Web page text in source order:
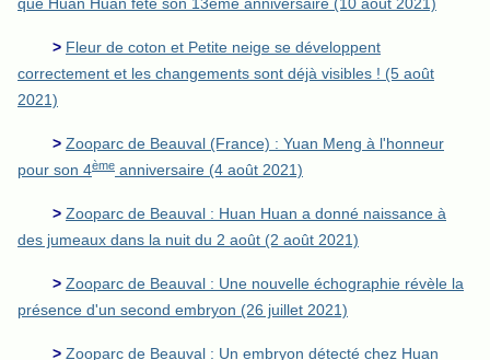
> Fleur de coton et Petite neige se développent
correctement et les changements sont déjà visibles ! (5 août
2021)
> Zooparc de Beauval (France) : Yuan Meng à l'honneur
pour son 4ème anniversaire (4 août 2021)
> Zooparc de Beauval : Huan Huan a donné naissance à
des jumeaux dans la nuit du 2 août (2 août 2021)
> Zooparc de Beauval : Une nouvelle échographie révèle la
présence d'un second embryon (26 juillet 2021)
> Zooparc de Beauval : Un embryon détecté chez Huan